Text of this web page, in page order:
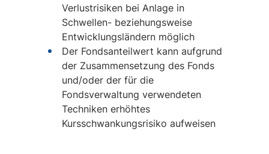
Verlustrisiken bei Anlage in
Schwellen- beziehungsweise
Entwicklungsländern möglich
Der Fondsanteilwert kann aufgrund
der Zusammensetzung des Fonds
und/oder der für die
Fondsverwaltung verwendeten
Techniken erhöhtes
Kursschwankungsrisiko aufweisen